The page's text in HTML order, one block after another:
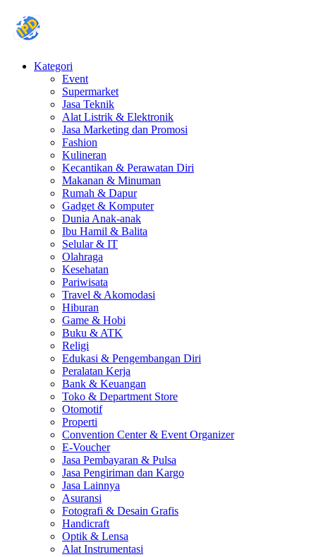
Kategori
Event
Supermarket
Jasa Teknik
Alat Listrik & Elektronik
Jasa Marketing dan Promosi
Fashion
Kulineran
Kecantikan & Perawatan Diri
Makanan & Minuman
Rumah & Dapur
Gadget & Komputer
Dunia Anak-anak
Ibu Hamil & Balita
Selular & IT
Olahraga
Kesehatan
Pariwisata
Travel & Akomodasi
Hiburan
Game & Hobi
Buku & ATK
Religi
Edukasi & Pengembangan Diri
Peralatan Kerja
Bank & Keuangan
Toko & Department Store
Otomotif
Properti
Convention Center & Event Organizer
E-Voucher
Jasa Pembayaran & Pulsa
Jasa Pengiriman dan Kargo
Jasa Lainnya
Asuransi
Fotografi & Desain Grafis
Handicraft
Optik & Lensa
Alat Instrumentasi